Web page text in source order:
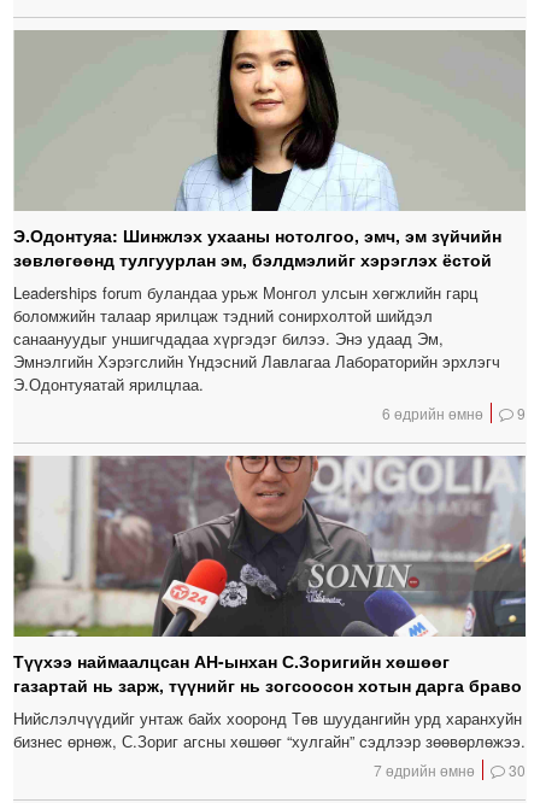
Э.Одонтуяа: Шинжлэх ухааны нотолгоо, эмч, эм зүйчийн
зөвлөгөөнд тулгуурлан эм, бэлдмэлийг хэрэглэх ёстой
Leaderships forum буландаа урьж Монгол улсын хөгжлийн гарц
боломжийн талаар ярилцаж тэдний сонирхолтой шийдэл
санаануудыг уншигчдадаа хүргэдэг билээ. Энэ удаад Эм,
Эмнэлгийн Хэрэгслийн Үндэсний Лавлагаа Лабораторийн эрхлэгч
Э.Одонтуяатай ярилцлаа.
6 өдрийн өмнө 9
Түүхээ наймаалцсан АН-ынхан С.Зоригийн хөшөөг
газартай нь зарж, түүнийг нь зогсоосон хотын дарга браво
Нийслэлчүүдийг унтаж байх хооронд Төв шуудангийн урд харанхуйн
бизнес өрнөж, С.Зориг агсны хөшөөг “хулгайн” сэдлээр зөөвөрлөжээ.
7 өдрийн өмнө 30